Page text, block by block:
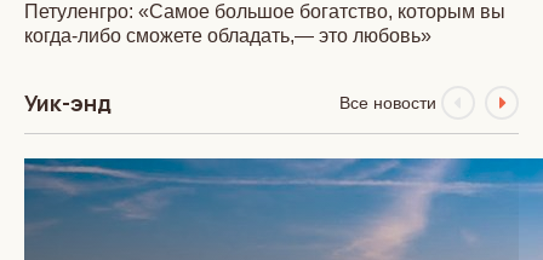
Петуленгро: «Самое большое богатство, которым вы
когда-либо сможете обладать,— это любовь»
Уик-энд Все новости